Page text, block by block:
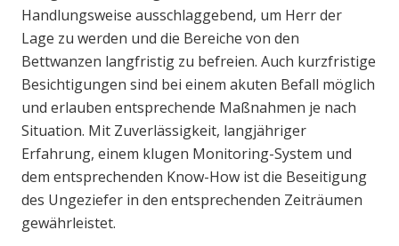
Handlungsweise ausschlaggebend, um Herr der
Lage zu werden und die Bereiche von den
Bettwanzen langfristig zu befreien. Auch kurzfristige
Besichtigungen sind bei einem akuten Befall möglich
und erlauben entsprechende Maßnahmen je nach
Situation. Mit Zuverlässigkeit, langjähriger
Erfahrung, einem klugen Monitoring-System und
dem entsprechenden Know-How ist die Beseitigung
des Ungeziefer in den entsprechenden Zeiträumen
gewährleistet.